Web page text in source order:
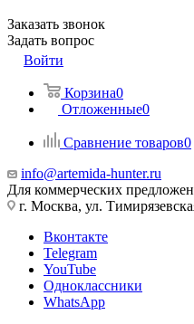
Заказать звонок
Задать вопрос
Войти
Корзина0
Отложенные0
Сравнение товаров0
info@artemida-hunter.ru
Для коммерческих
г. Москва, ул.
Вконтакте
Telegram
YouTube
Одноклассники
WhatsApp